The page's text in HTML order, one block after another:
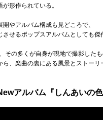
形作られている。
やアルバム構成も見どころで、
せるポップスアルバムとしても傑
その多くが自身が現地で撮影したも
ら、楽曲の裏にある風景とストーリ
アルバム『しんあいの